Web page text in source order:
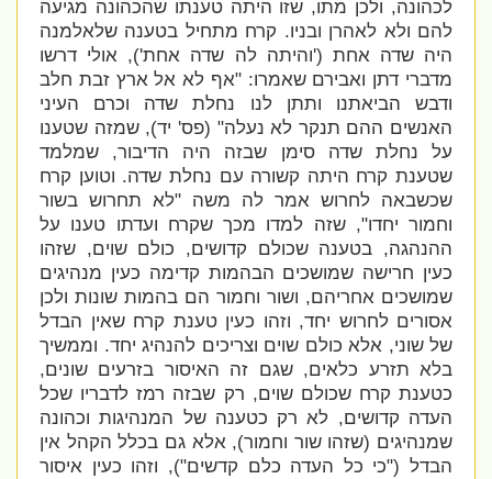
לכהונה, ולכן מתו, שזו היתה טענתו שהכהונה מגיעה
להם ולא לאהרן ובניו. קרח מתחיל בטענה שלאלמנה
היה שדה אחת (' והיתה לה שדה אחת'), אולי דרשו
מדברי דתן ואבירם שאמרו: "אף לא אל ארץ זבת חלב
ודבש הביאתנו ותתן לנו נחלת שדה וכרם העיני
האנשים ההם תנקר לא נעלה" (פס' יד), שמזה שטענו
על נחלת שדה סימן שבזה היה הדיבור, שמלמד
שטענת קרח היתה קשורה עם נחלת שדה. וטוען קרח
שכשבאה לחרוש אמר לה משה " לא תחרוש בשור
וחמור יחדו", שזה למדו מכך שקרח ועדתו טענו על
ההנהגה, בטענה שכולם קדושים, כולם שוים, שזהו
כעין חרישה שמושכים הבהמות קדימה כעין מנהיגים
שמושכים אחריהם, ושור וחמור הם בהמות שונות ולכן
אסורים לחרוש יחד, וזהו כעין טענת קרח שאין הבדל
של שוני, אלא כולם שוים וצריכים להנהיג יחד. וממשיך
בלא תזרע כלאים, שגם זה האיסור בזרעים שונים,
כטענת קרח שכולם שוים, רק שבזה רמז לדבריו שכל
העדה קדושים, לא רק כטענה של המנהיגות וכהונה
שמנהיגים (שזהו שור וחמור), אלא גם בכלל הקהל אין
הבדל (" כי כל העדה כלם קדשים"), וזהו כעין איסור